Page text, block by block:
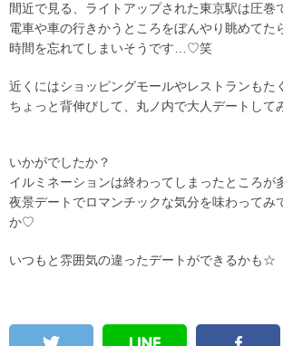
間近で見る、ライトアップされた東京駅は圧巻
電車や車の行きかうところをぼんやり眺めてた
時間を忘れてしまいそうです…♡笑
近くにはショッピングモールやレストランもた
ちょっと背伸びして、丸ノ内で大人デートして
いかがでしたか？
イルミネーションは終わってしまったところが
夜景デートでロマンチックな気分を味わってみ
か♡
いつもと雰囲気の違ったデートができるかも☆